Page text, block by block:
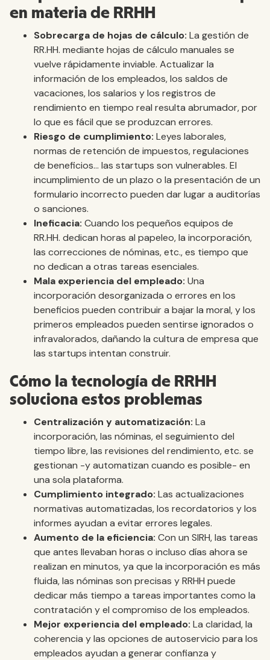
en materia de RRHH
Sobrecarga de hojas de cálculo: La gestión de
RR.HH. mediante hojas de cálculo manuales se
vuelve rápidamente inviable. Actualizar la
información de los empleados, los saldos de
vacaciones, los salarios y los registros de
rendimiento en tiempo real resulta abrumador, por
lo que es fácil que se produzcan errores.
Riesgo de cumplimiento: Leyes laborales,
normas de retención de impuestos, regulaciones
de beneficios... las startups son vulnerables. El
incumplimiento de un plazo o la presentación de un
formulario incorrecto pueden dar lugar a auditorías
o sanciones.
Ineficacia: Cuando los pequeños equipos de
RR.HH. dedican horas al papeleo, la incorporación,
las correcciones de nóminas, etc., es tiempo que
no dedican a otras tareas esenciales.
Mala experiencia del empleado: Una
incorporación desorganizada o errores en los
beneficios pueden contribuir a bajar la moral, y los
primeros empleados pueden sentirse ignorados o
infravalorados, dañando la cultura de empresa que
las startups intentan construir.
Cómo la tecnología de RRHH
soluciona estos problemas
Centralización y automatización: La
incorporación, las nóminas, el seguimiento del
tiempo libre, las revisiones del rendimiento, etc. se
gestionan -y automatizan cuando es posible- en
una sola plataforma.
Cumplimiento integrado: Las actualizaciones
normativas automatizadas, los recordatorios y los
informes ayudan a evitar errores legales.
Aumento de la eficiencia: Con un SIRH, las tareas
que antes llevaban horas o incluso días ahora se
realizan en minutos, ya que la incorporación es más
fluida, las nóminas son precisas y RRHH puede
dedicar más tiempo a tareas importantes como la
contratación y el compromiso de los empleados.
Mejor experiencia del empleado: La claridad, la
coherencia y las opciones de autoservicio para los
empleados ayudan a generar confianza y